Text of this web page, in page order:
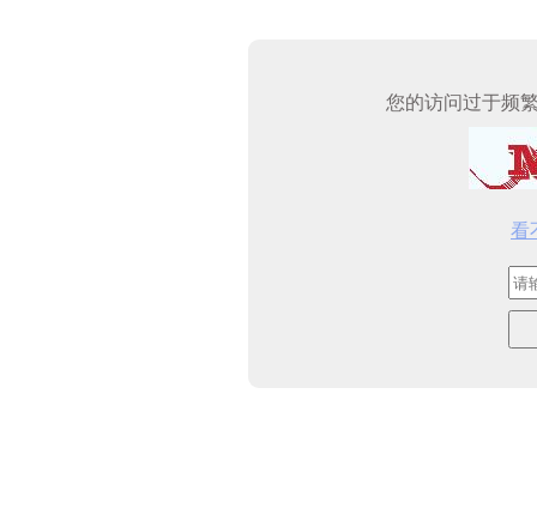
您的访问过于频
看